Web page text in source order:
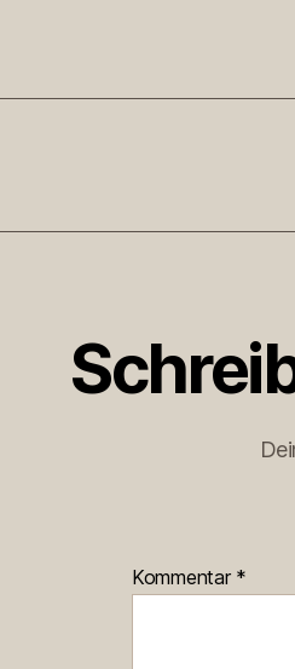
Kommentar *